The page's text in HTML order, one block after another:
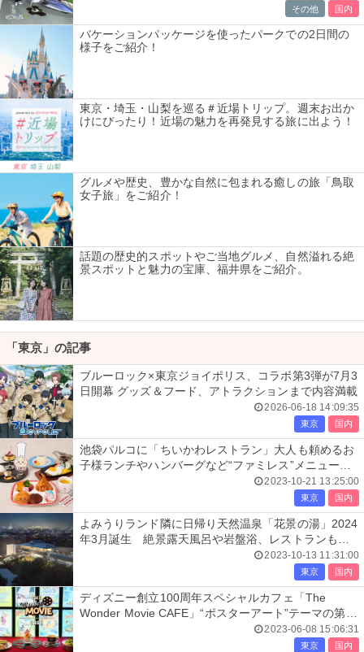
その他 国内
バケーションパッケージを使ったパークでの2日間の
様子をご紹介！
東京・埼玉・山梨を巡る＃近場トリップ。週末お出か
けにぴったり！近場の魅力を再発見する旅に出よう！
グルメや歴史、豊かな自然に包まれる癒しの旅「鳥取
女子旅」をご紹介！
話題の歴史的スポットやご当地グルメ、自然溢れる絶
景スポットと魅力の宝庫、福井県をご紹介。
「東京」の記事
ブルーロック×東京ジョイポリス、コラボ第3弾が7月3
日開幕 グッズ＆フード、アトラクションまで内容満載
2026-06-18 14:09:35
東京 国内
池袋パルコに「ちいかわレストラン」大人も頼めるお
子様ランチやハンバーグなど“ファミレス”メニュー充
2023-10-21 13:25:00
東京 国内
よみうりランド隣に日帰り天然温泉「花景の湯」2024
年3月誕生 絶景露天風呂や岩盤浴、レストランも出
2023-10-13 11:31:00
東京 国内
ディズニー創立100周年スペシャルカフェ「The
Wonder Movie CAFE」“ポスターアート”テーマの第2
2023-06-08 15:06:31
東京 国内